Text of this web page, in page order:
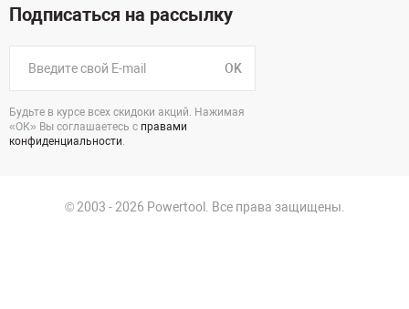
Подписаться на рассылку
OK
Будьте в курсе всех скидоки акций. Нажимая
«ОК» Вы соглашаетесь с правами
конфиденциальности.
© 2003 - 2026 Powertool. Все права защищены.